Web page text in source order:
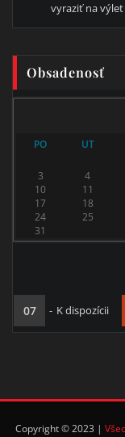
vyraziť na
Obsadenosť
PO UT
3
4
10
11
17
18
24
25
31
07 - K dispozícii
Copyright © 2023 |